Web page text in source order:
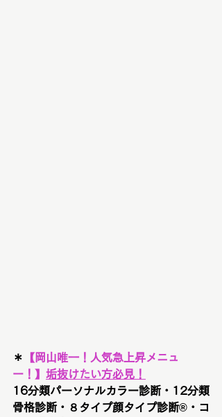
＊ 【 岡山唯一！人気急上昇メニュ
ー！ 】 垢抜けたい方必見！
16分類パーソナルカラー診断・12分類
骨格診断・８タイプ顔タイプ診断®︎・コ